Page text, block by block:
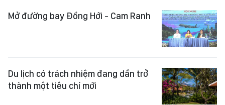
Mở đường bay Đồng Hới - Cam Ranh
Du lịch có trách nhiệm đang dần trở
thành một tiêu chí mới